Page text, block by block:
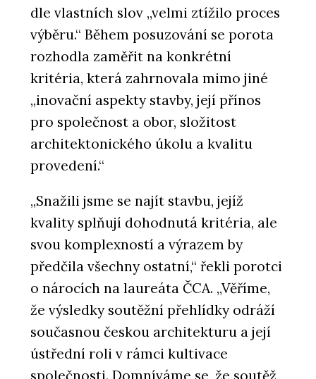
dle vlastních slov „velmi ztížilo proces
výběru.“ Během posuzování se porota
rozhodla zaměřit na konkrétní
kritéria, která zahrnovala mimo jiné
„inovační aspekty stavby, její přínos
pro společnost a obor, složitost
architektonického úkolu a kvalitu
provedení.“
„Snažili jsme se najít stavbu, jejíž
kvality splňují dohodnutá kritéria, ale
svou komplexností a výrazem by
předčila všechny ostatní,“ řekli porotci
o nárocích na laureáta ČCA. „Věříme,
že výsledky soutěžní přehlídky odráží
současnou českou architekturu a její
ústřední roli v rámci kultivace
společnosti. Domníváme se, že soutěž